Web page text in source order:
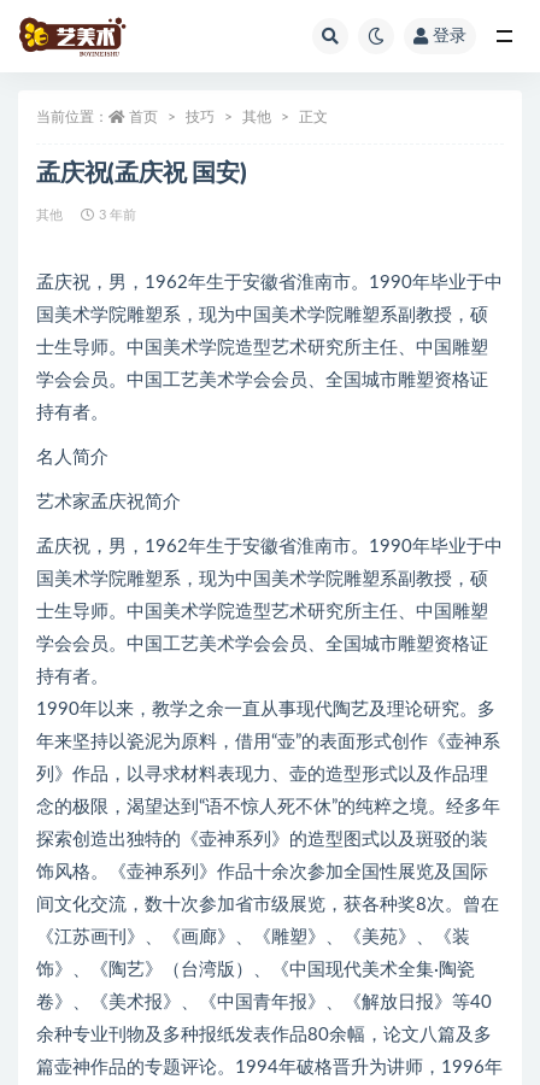
登录
当前位置： 首页 技巧 其他 正文
孟庆祝(孟庆祝 国安)
其他 3 年前
孟庆祝，男，1962年生于安徽省淮南市。1990年毕业于中
国美术学院雕塑系，现为中国美术学院雕塑系副教授，硕
士生导师。中国美术学院造型艺术研究所主任、中国雕塑
学会会员。中国工艺美术学会会员、全国城市雕塑资格证
持有者。
名人简介
艺术家孟庆祝简介
孟庆祝，男，1962年生于安徽省淮南市。1990年毕业于中
国美术学院雕塑系，现为中国美术学院雕塑系副教授，硕
士生导师。中国美术学院造型艺术研究所主任、中国雕塑
学会会员。中国工艺美术学会会员、全国城市雕塑资格证
持有者。
1990年以来，教学之余一直从事现代陶艺及理论研究。多
年来坚持以瓷泥为原料，借用“壶”的表面形式创作《壶神系
列》作品，以寻求材料表现力、壶的造型形式以及作品理
念的极限，渴望达到“语不惊人死不休”的纯粹之境。经多年
探索创造出独特的《壶神系列》的造型图式以及斑驳的装
饰风格。《壶神系列》作品十余次参加全国性展览及国际
间文化交流，数十次参加省市级展览，获各种奖8次。曾在
《江苏画刊》、《画廊》、《雕塑》、《美苑》、《装
饰》、《陶艺》（台湾版）、《中国现代美术全集·陶瓷
卷》、《美术报》、《中国青年报》、《解放日报》等40
余种专业刊物及多种报纸发表作品80余幅，论文八篇及多
篇壶神作品的专题评论。1994年破格晋升为讲师，1996年